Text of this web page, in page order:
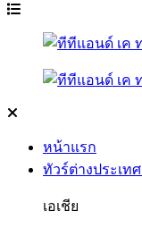
หน้าแรก
ทัวร์ต่างประเทศ
เอเชีย